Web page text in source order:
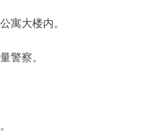
寓大楼内。
警察。